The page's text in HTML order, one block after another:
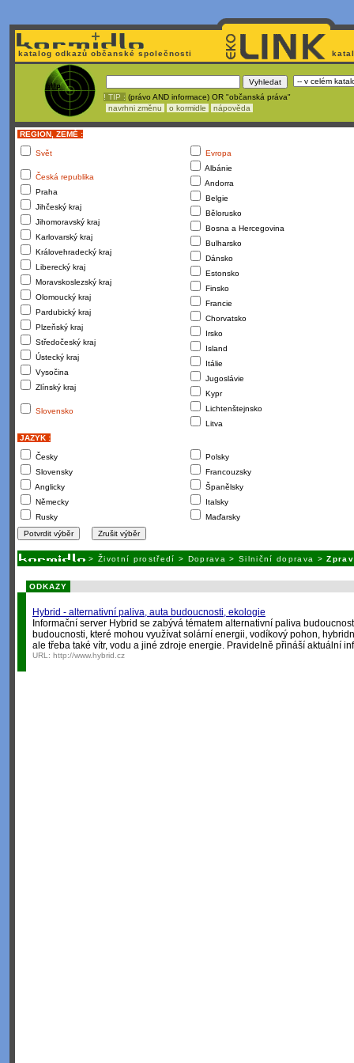
katalog odkazů občanské společnosti
! TIP : (právo AND informace) OR "občanská práva"
navrhni změnu
o kormidle nápověda
REGION, ZEMĚ :
Svět
Česká republika
Praha
Jihčeský kraj
Jihomoravský kraj
Karlovarský kraj
Královehradecký kraj
Liberecký kraj
Moravskoslezský kraj
Olomoucký kraj
Pardubický kraj
Plzeňský kraj
Středočeský kraj
Ústecký kraj
Vysočina
Zlínský kraj
Slovensko
Evropa
Albánie
Andorra
Belgie
Bělorusko
Bosna a Hercegovina
Bulharsko
Dánsko
Estonsko
Finsko
Francie
Chorvatsko
Irsko
Island
Itálie
Jugoslávie
Kypr
Lichtenštejnsko
Litva
JAZYK :
Česky
Slovensky
Anglicky
Německy
Rusky
Polsky
Francouzsky
Španělsky
Italsky
Maďarsky
> Životní prostředí > Doprava >Silniční doprava >
ODKAZY
Hybrid - alternativní paliva, auta budoucnosti, ekologie
Informační server Hybrid se zabývá tématem alternativní paliva
budoucnosti, které mohou využívat solární energii, vodíkový pohon,
ale třeba také vítr, vodu a jiné zdroje energie. Pravidelně přináší aktuální
URL: http://www.hybrid.cz